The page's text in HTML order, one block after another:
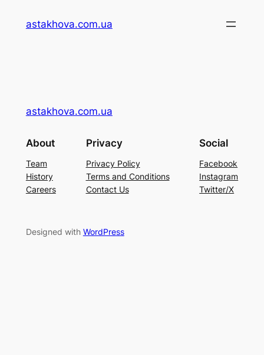
astakhova.com.ua
astakhova.com.ua
About
Team
History
Careers
Privacy
Privacy Policy
Terms and Conditions
Contact Us
Social
Facebook
Instagram
Twitter/X
Designed with WordPress